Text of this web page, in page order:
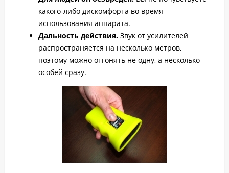
какого-либо дискомфорта во время
использования аппарата.
Дальность действия. Звук от усилителей
распространяется на несколько метров,
поэтому можно отгонять не одну, а несколько
особей сразу.